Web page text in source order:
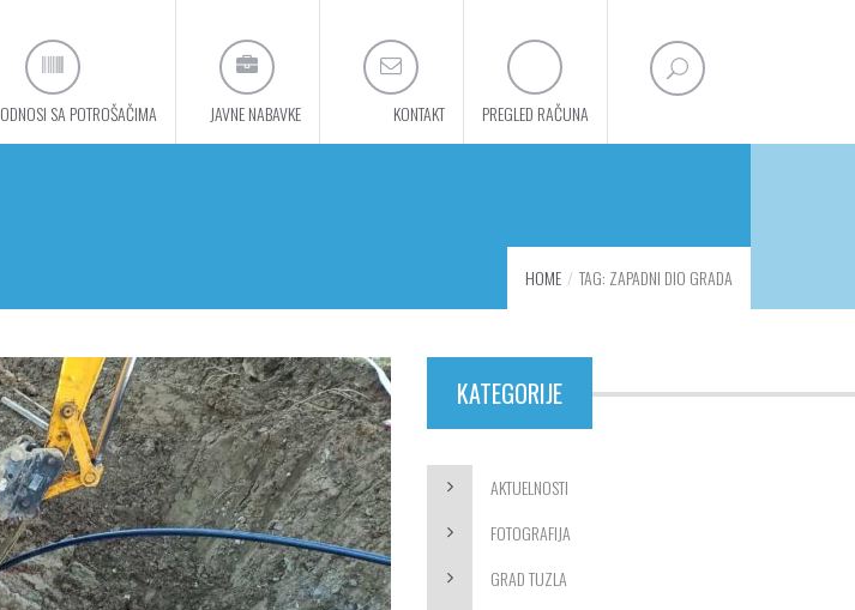
ODNOSI SA POTROŠAČIMA JAVNE NABAVKE KONTAKT PREGLED RAČUNA
HOME TAG: ZAPADNI DIO GRADA
KATEGORIJE
AKTUELNOSTI
FOTOGRAFIJA
GRAD TUZLA